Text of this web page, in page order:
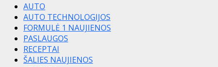
AUTO
AUTO TECHNOLOGIJOS
FORMULĖ 1 NAUJIENOS
PASLAUGOS
RECEPTAI
ŠALIES NAUJIENOS